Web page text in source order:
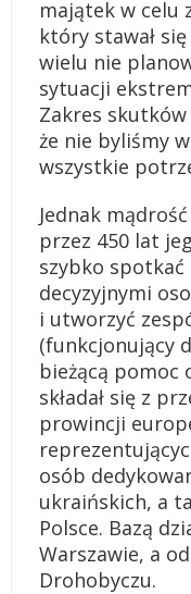
majątek w celu
który stawał
wielu nie
sytuacji
Zakres
że nie byliśmy
wszystkie
Jednak
przez 450 lat
szybko spotkać
decyzyjnymi
i utworzyć
(funkcjonujący
bieżącą pomoc
składał się z
prowincji
osób
ukraińskich, a
Polsce. Bazą
Warszawie, a
Drohobyczu.